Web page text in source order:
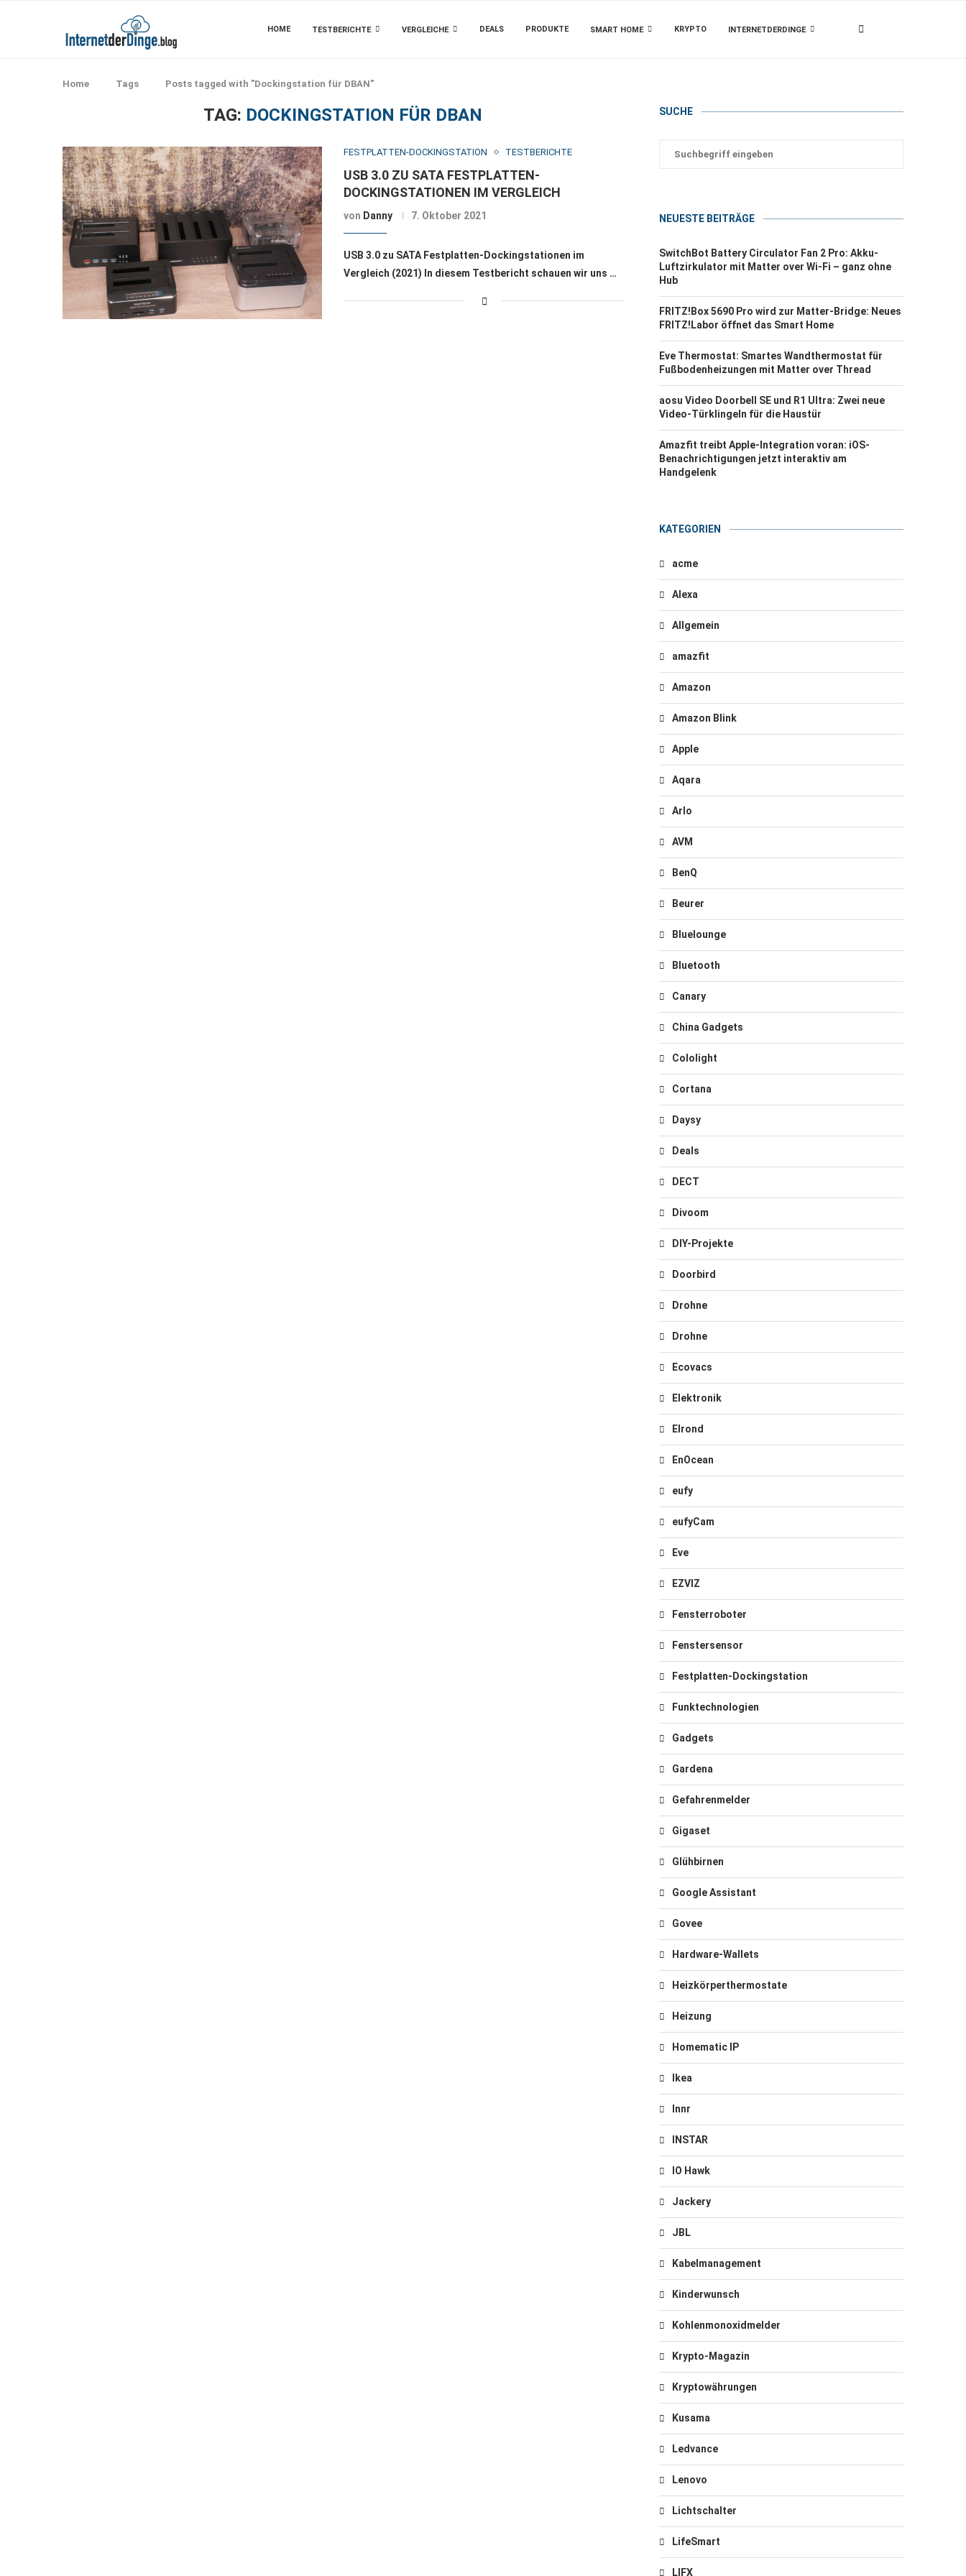
HOME TESTBERICHTE VERGLEICHE DEALS PRODUKTE SMART HOME KRYPTO INTERNETDERDINGE
Home Tags Posts tagged with "Dockingstation für DBAN"
TAG: DOCKINGSTATION FÜR DBAN
FESTPLATTEN-DOCKINGSTATION TESTBERICHTE
USB 3.0 ZU SATA FESTPLATTEN-
DOCKINGSTATIONEN IM VERGLEICH
von Danny 7. Oktober 2021
USB 3.0 zu SATA Festplatten-Dockingstationen im
Vergleich (2021) In diesem Testbericht schauen wir uns …
SUCHE
NEUESTE BEITRÄGE
SwitchBot Battery Circulator Fan 2 Pro: Akku-
Luftzirkulator mit Matter over Wi-Fi – ganz ohne
Hub
FRITZ!Box 5690 Pro wird zur Matter-Bridge: Neues
FRITZ!Labor öffnet das Smart Home
Eve Thermostat: Smartes Wandthermostat für
Fußbodenheizungen mit Matter over Thread
aosu Video Doorbell SE und R1 Ultra: Zwei neue
Video-Türklingeln für die Haustür
Amazfit treibt Apple-Integration voran: iOS-
Benachrichtigungen jetzt interaktiv am
Handgelenk
KATEGORIEN
acme
Alexa
Allgemein
amazfit
Amazon
Amazon Blink
Apple
Aqara
Arlo
AVM
BenQ
Beurer
Bluelounge
Bluetooth
Canary
China Gadgets
Cololight
Cortana
Daysy
Deals
DECT
Divoom
DIY-Projekte
Doorbird
Drohne
Drohne
Ecovacs
Elektronik
Elrond
EnOcean
eufy
eufyCam
Eve
EZVIZ
Fensterroboter
Fenstersensor
Festplatten-Dockingstation
Funktechnologien
Gadgets
Gardena
Gefahrenmelder
Gigaset
Glühbirnen
Google Assistant
Govee
Hardware-Wallets
Heizkörperthermostate
Heizung
Homematic IP
Ikea
Innr
INSTAR
IO Hawk
Jackery
JBL
Kabelmanagement
Kinderwunsch
Kohlenmonoxidmelder
Krypto-Magazin
Kryptowährungen
Kusama
Ledvance
Lenovo
Lichtschalter
LifeSmart
LIFX